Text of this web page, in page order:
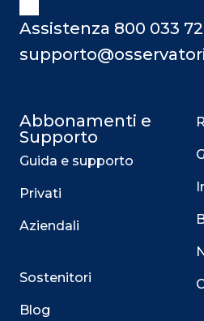
Assistenza 800 033
Abbonamenti e
Supporto
Guida e supporto
Privati
Aziendali
Sostenitori
Blog